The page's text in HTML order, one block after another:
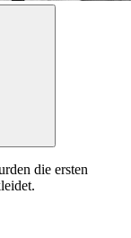
die ersten